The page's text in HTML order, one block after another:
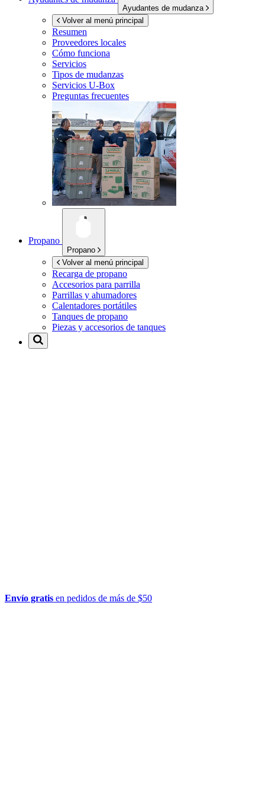
Ayudantes de mudanza
Volver al menú principal
Resumen
Proveedores locales
Cómo funciona
Servicios
Tipos de mudanzas
Servicios U-Box
Preguntas frecuentes
Propano
Propano
Volver al menú principal
Recarga de propano
Accesorios para parrilla
Parrillas y ahumadores
Calentadores portátiles
Tanques de propano
Piezas y accesorios de tanques
Envío gratis en pedidos de más de $50